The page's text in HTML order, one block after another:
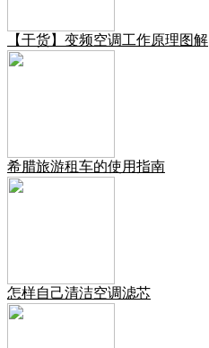
【干货】变频空调工作原理图解
希腊旅游租车的使用指南
怎样自己清洁空调滤芯